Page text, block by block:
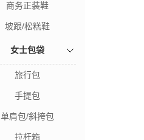
商务正装鞋
坡跟/松糕鞋
女士包袋
旅行包
手提包
单肩包/斜挎包
拉杆箱